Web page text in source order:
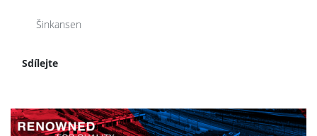
Šinkansen
Sdílejte